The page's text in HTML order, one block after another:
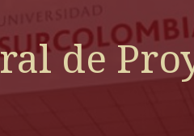
de